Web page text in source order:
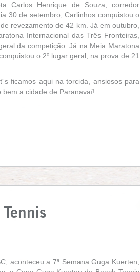
Carlos Henrique de Souza, corredor
30 de setembro, Carlinhos conquistou o
revezamento de 42 km. Já em outubro,
Internacional das Três Fronteiras,
da competição. Já na Meia Maratona
o 2º lugar geral, na prova de 21
ficamos aqui na torcida, ansiosos para
a cidade de Paranavaí!
aconteceu a 7ª Semana Guga Kuerten,